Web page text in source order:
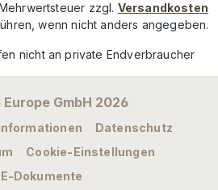
zzgl. Versandkosten
wenn nicht anders angegeben.
nicht an private Endverbraucher
GmbH 2026
Datenschutz
Cookie-Einstellungen
Dokumente